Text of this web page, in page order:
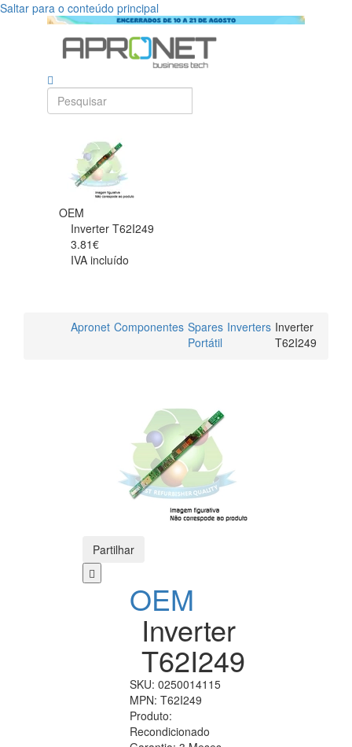
Saltar para o conteúdo principal
OEM
Inverter T62I249
3.81€
IVA incluído
Apronet Componentes Spares
Portátil
Inverters Inverter
T62I249
Partilhar
OEM
Inverter
T62I249
SKU: 0250014115
MPN: T62I249
Produto:
Recondicionado